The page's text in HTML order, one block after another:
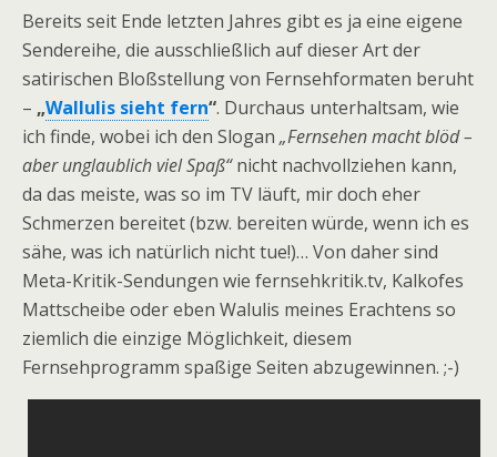
Bereits seit Ende letzten Jahres gibt es ja eine eigene
Sendereihe, die ausschließlich auf dieser Art der
satirischen Bloßstellung von Fernsehformaten beruht
– „Wallulis sieht fern“. Durchaus unterhaltsam, wie
ich finde, wobei ich den Slogan „Fernsehen macht blöd –
aber unglaublich viel Spaß“nicht nachvollziehen kann,
da das meiste, was so im TV läuft, mir doch eher
Schmerzen bereitet (bzw. bereiten würde, wenn ich es
sähe, was ich natürlich nicht tue!)… Von daher sind
Meta-Kritik-Sendungen wie fernsehkritik.tv, Kalkofes
Mattscheibe oder eben Walulis meines Erachtens so
ziemlich die einzige Möglichkeit, diesem
Fernsehprogramm spaßige Seiten abzugewinnen. ;-)